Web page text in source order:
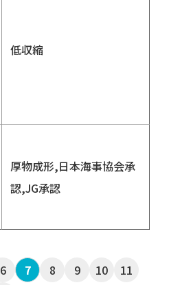
低収縮
厚物成形,日本海事協会承
認,JG承認
6 7 8 9 10
11